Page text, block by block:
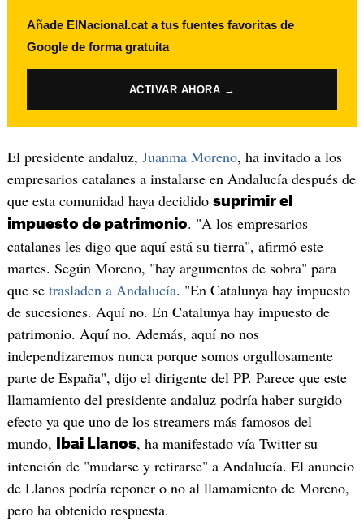
Añade ElNacional.cat a tus fuentes favoritas de
Google de forma gratuita
ACTIVAR AHORA →
El presidente andaluz, Juanma Moreno, ha invitado a los
empresarios catalanes a instalarse en Andalucía después de
que esta comunidad haya decidido suprimir el
impuesto de patrimonio. "A los empresarios
catalanes les digo que aquí está su tierra", afirmó este
martes. Según Moreno, "hay argumentos de sobra" para
que se trasladen a Andalucía. "En Catalunya hay impuesto
de sucesiones. Aquí no. En Catalunya hay impuesto de
patrimonio. Aquí no. Además, aquí no nos
independizaremos nunca porque somos orgullosamente
parte de España", dijo el dirigente del PP. Parece que este
llamamiento del presidente andaluz podría haber surgido
efecto ya que uno de los streamers más famosos del
mundo,
Ibai Llanos, ha manifestado vía Twitter su
intención de "mudarse y retirarse" a Andalucía. El anuncio
de Llanos podría reponer o no al llamamiento de Moreno,
pero ha obtenido respuesta.